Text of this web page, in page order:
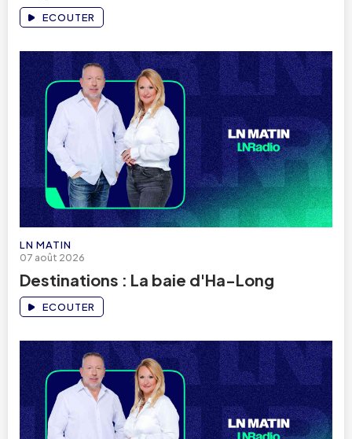
ECOUTER
LN MATIN
07 août 2026
Destinations : La baie d'Ha-Long
ECOUTER